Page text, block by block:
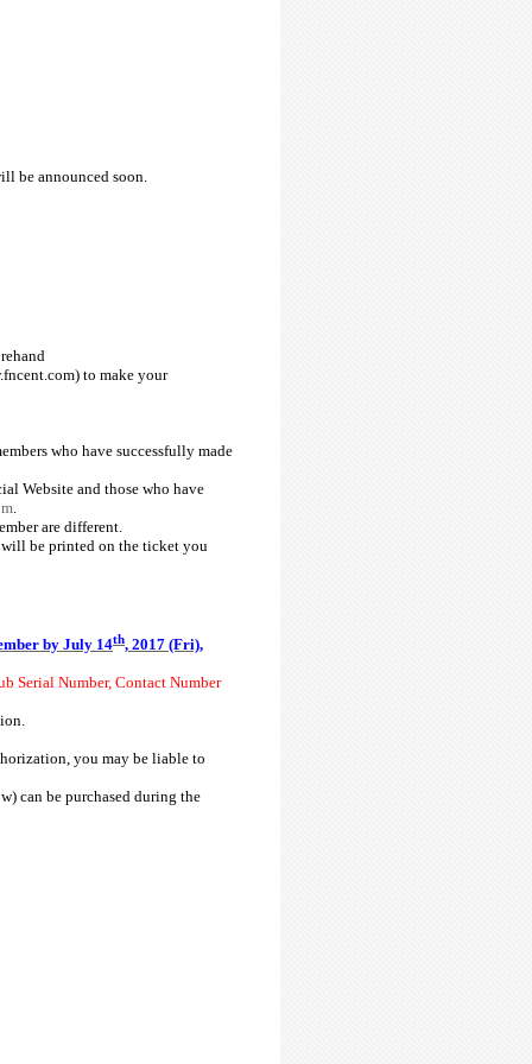
be announced soon.
) to make your
who have successfully made
Website and those who have
.
are different.
be printed on the ticket you
by July 14th, 2017 (Fri),
Serial Number, Contact Number
you may be liable to
can be purchased during the